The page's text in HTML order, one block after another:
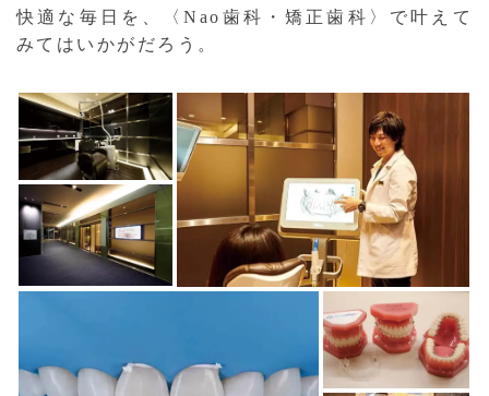
快適な毎日を、〈Nao歯科・矯正歯科〉で叶えて
みてはいかがだろう。